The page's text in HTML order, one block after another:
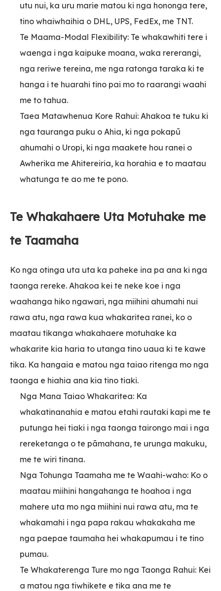
utu nui, ka uru marie matou ki nga hononga tere,
tino whaiwhaihia o DHL, UPS, FedEx, me TNT.
Te Maama-Modal Flexibility: Te whakawhiti tere i
waenga i nga kaipuke moana, waka rererangi,
nga reriwe tereina, me nga ratonga taraka ki te
hanga i te huarahi tino pai mo to raarangi waahi
me to tahua.
Taea Matawhenua Kore Rahui: Ahakoa te tuku ki
nga tauranga puku o Ahia, ki nga pokapū
ahumahi o Uropi, ki nga maakete hou ranei o
Awherika me Ahitereiria, ka horahia e to maatau
whatunga te ao me te pono.
Te Whakahaere Uta Motuhake me
te Taamaha
Ko nga otinga uta uta ka paheke ina pa ana ki nga
taonga rereke. Ahakoa kei te neke koe i nga
waahanga hiko ngawari, nga miihini ahumahi nui
rawa atu, nga rawa kua whakaritea ranei, ko o
maatau tikanga whakahaere motuhake ka
whakarite kia haria to utanga tino uaua ki te kawe
tika. Ka hangaia e matou nga taiao ritenga mo nga
taonga e hiahia ana kia tino tiaki.
Nga Mana Taiao Whakaritea: Ka
whakatinanahia e matou etahi rautaki kapi me te
putunga hei tiaki i nga taonga tairongo mai i nga
rereketanga o te pāmahana, te urunga makuku,
me te wiri tinana.
Nga Tohunga Taamaha me te Waahi-waho: Ko o
maatau miihini hangahanga te hoahoa i nga
mahere uta mo nga miihini nui rawa atu, ma te
whakamahi i nga papa rakau whakakaha me
nga paepae taumaha hei whakapumau i te tino
pumau.
Te Whakaterenga Ture mo nga Taonga Rahui: Kei
a matou nga tiwhikete e tika ana me te